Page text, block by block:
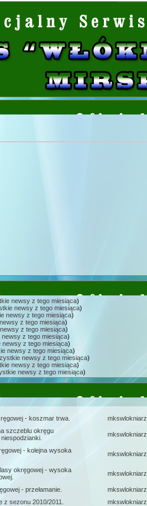
newsy z tego miesiąca)
newsy z tego miesiąca)
newsy z tego miesiąca)
z tego miesiąca)
z tego miesiąca)
z tego miesiąca)
newsy z tego miesiąca)
newsy z tego miesiąca)
newsy z tego miesiąca)
newsy z tego miesiąca)
newsy z tego miesiąca)
- koszmar trwa. mkswlokniarz
szczeblu okręgu
mkswlokniarz
- kolejna wysoka
mkswlokniarz
okręgowej - wysoka
mkswlokniarz
- przełamanie. mkswlokniarz
z sezonu 2010/2011.
mkswlokniarz